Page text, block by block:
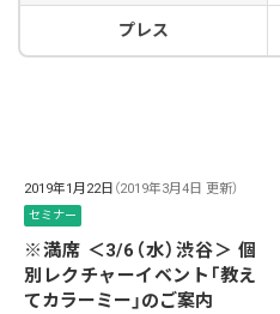
プレス
2019年1月22日 （2019年3月4日 更新）
セミナー
※満席 ＜3/6（水）渋谷＞ 個
別レクチャーイベント「教え
てカラーミー」のご案内